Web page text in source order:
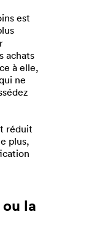
est
achats
à elle,
ne
réduit
plus,
la